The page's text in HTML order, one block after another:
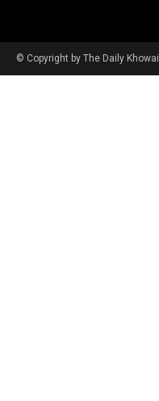
© Copyright by The Daily Khowai